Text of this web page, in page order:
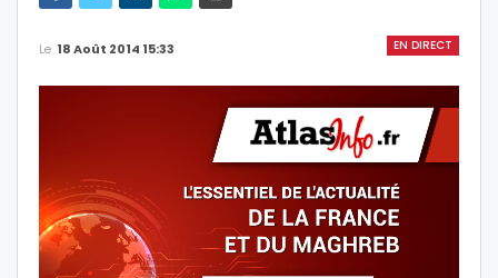
EN DIRECT
Le 18 Août 2014 15:33